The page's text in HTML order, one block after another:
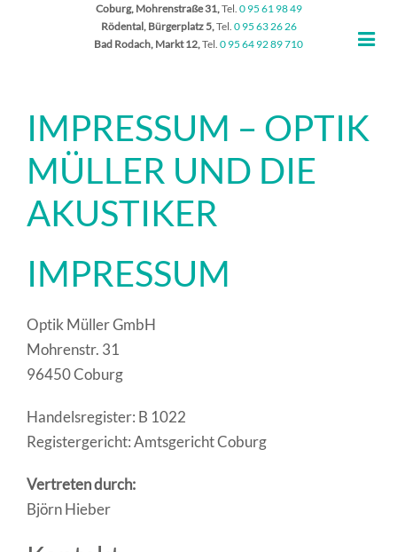
Coburg, Mohrenstraße 31,Tel. 0 95 61 98 49
Rödental, Bürgerplatz 5,Tel. 0 95 63 26 26
Bad Rodach, Markt 12,Tel. 0 95 64 92 89 710
IMPRESSUM – OPTIK
MÜLLER UND DIE
AKUSTIKER
IMPRESSUM
Optik Müller GmbH
Mohrenstr. 31
96450 Coburg
Handelsregister: B 1022
Registergericht: Amtsgericht Coburg
Vertreten durch:
Björn Hieber